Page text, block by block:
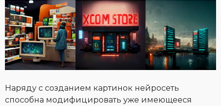
Наряду с созданием картинок нейросеть
способна модифицировать уже имеющееся